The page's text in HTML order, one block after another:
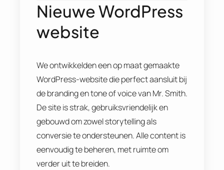
Nieuwe WordPress
website
We ontwikkelden een op maat gemaakte
WordPress-website die perfect aansluit bij
de branding en tone of voice van Mr. Smith.
De site is strak, gebruiksvriendelijk en
gebouwd om zowel storytelling als
conversie te ondersteunen. Alle content is
eenvoudig te beheren, met ruimte om
verder uit te breiden.